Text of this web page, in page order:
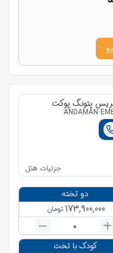
پتونگ پوکت
ANDAMAN
جزئیات هتل
دو تخته
173,900,000 تومان
0
کودک با تخت